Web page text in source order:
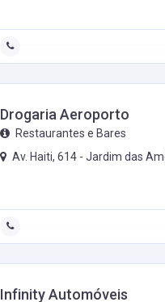
Drogaria Aeroporto
Restaurantes e Bares
Av. Haiti, 614 - Jardim das
Infinity Automóveis